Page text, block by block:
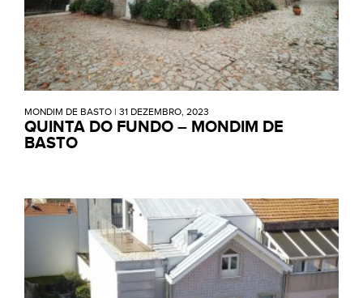
MONDIM DE BASTO | 31 DEZEMBRO, 2023
QUINTA DO FUNDO – MONDIM DE
BASTO